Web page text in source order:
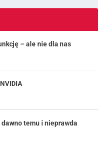
– ale nie dla nas
dawno temu i nieprawda